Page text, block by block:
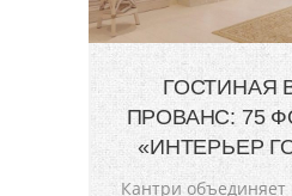
ГОСТИНАЯ
ПРОВАНС: 75
«ИНТЕРЬЕР
Кантри